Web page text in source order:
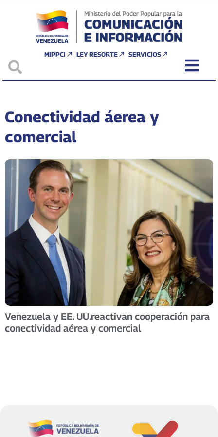
MIPPCI LEY RESORTE SERVICIOS
Conectividad áerea y
comercial
Venezuela y EE. UU.reactivan cooperación para
conectividad aérea y comercial